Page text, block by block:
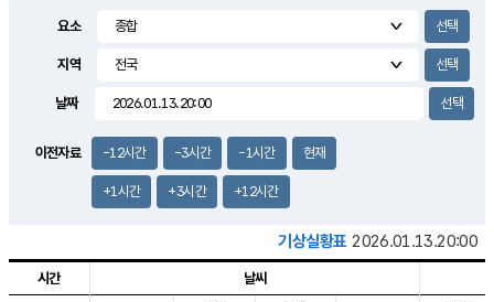
2.1m/s
요소
지역
날짜
이전자료 -12시간 -3시간 -1시간 현재
+1시간 +3시간 +12시간
기상실황표 2026.01.13.20:00
시간 날씨